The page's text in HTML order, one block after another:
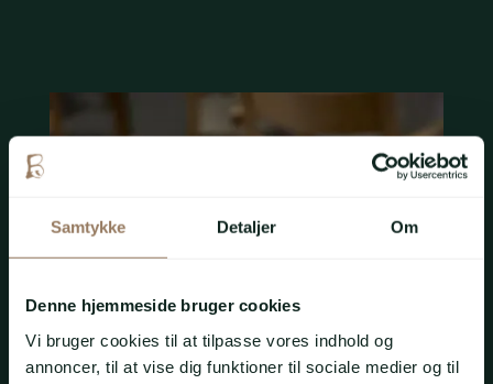
Samtykke Detaljer Om
Denne hjemmeside bruger cookies
Vi bruger cookies til at tilpasse vores indhold og
annoncer, til at vise dig funktioner til sociale medier og til